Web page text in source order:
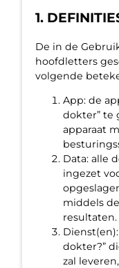
1.
De in de
hoofdletters
volgende
App: de
dokter” te
apparaat
Data: alle
ingezet
middels
resultaten.
dokter?”
zal